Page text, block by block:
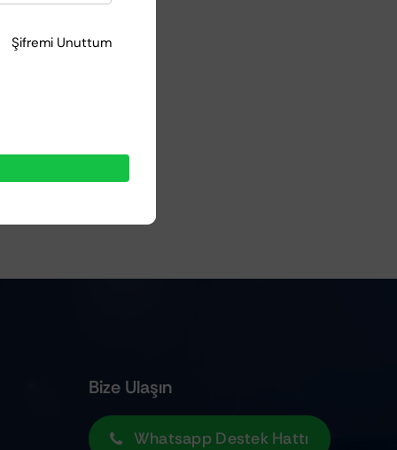
Bize Ulaşın
Whatsapp Destek Hattı
Şifremi Unuttum